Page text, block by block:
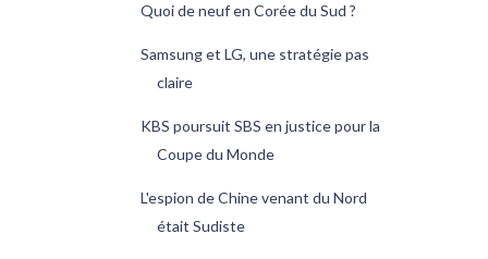
Quoi de neuf en Corée du Sud ?
Samsung et LG, une stratégie pas
claire
KBS poursuit SBS en justice pour la
Coupe du Monde
L'espion de Chine venant du Nord
était Sudiste